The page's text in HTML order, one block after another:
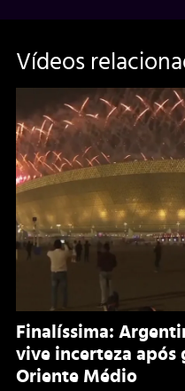
Vídeos
Finalíssima:
vive incerteza após
Oriente Médio